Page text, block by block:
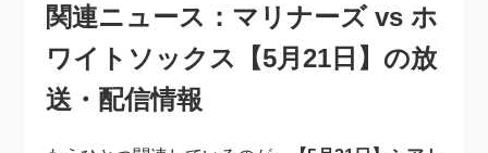
関連ニュース：マリナーズ vs ホ
ワイトソックス【5月21日】の放
送・配信情報